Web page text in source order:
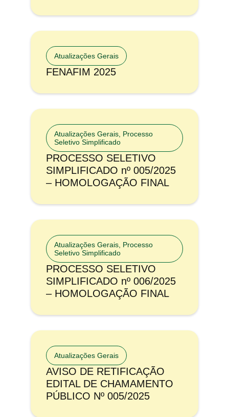
Atualizações Gerais
FENAFIM 2025
Atualizações Gerais Processo
Seletivo Simplificado
PROCESSO SELETIVO
SIMPLIFICADO nº 005/2025
– HOMOLOGAÇÃO FINAL
Atualizações Gerais Processo
Seletivo Simplificado
PROCESSO SELETIVO
SIMPLIFICADO nº 006/2025
– HOMOLOGAÇÃO FINAL
Atualizações Gerais
AVISO DE RETIFICAÇÃO
EDITAL DE CHAMAMENTO
PÚBLICO Nº 005/2025